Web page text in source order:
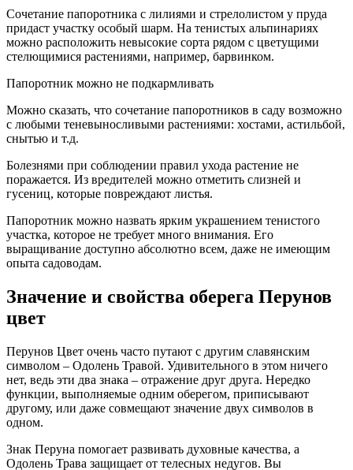
Сочетание папоротника с лилиями и стрелолистом у пруда
придаст участку особый шарм. На тенистых альпинариях
можно расположить невысокие сорта рядом с цветущими
стелющимися растениями, например, барвинком.
Папоротник можно не подкармливать
Можно сказать, что сочетание папоротников в саду возможно
с любыми теневыносливыми растениями: хостами, астильбой,
снытью и т.д.
Болезнями при соблюдении правил ухода растение не
поражается. Из вредителей можно отметить слизней и
гусениц, которые повреждают листья.
Папоротник можно назвать ярким украшением тенистого
участка, которое не требует много внимания. Его
выращивание доступно абсолютно всем, даже не имеющим
опыта садоводам.
Значение и свойства оберега Перунов
цвет
Перунов Цвет очень часто путают с другим славянским
символом – Одолень Травой. Удивительного в этом ничего
нет, ведь эти два знака – отражение друг друга. Нередко
функции, выполняемые одним оберегом, приписывают
другому, или даже совмещают значение двух символов в
одном.
Знак Перуна помогает развивать духовные качества, а
Одолень Трава защищает от телесных недугов. Вы